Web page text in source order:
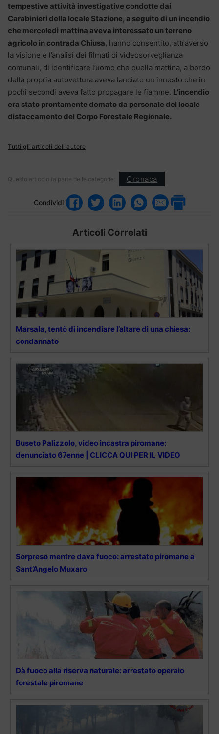
tempestive attività investigative condotte dai
Carabinieri della locale Stazione, a seguito di un incendio
che mercoledì mattina aveva interessato un terreno
agricolo in contrada Chiusa, hanno consentito, attraverso
la visione e l’analisi dei filmati di videosorveglianza
comunali, di identificare l’uomo che quella mattina, a bordo
della propria autovettura aveva lanciato un innesto che in
pochi secondi aveva fatto propagare le fiamme. L’incendio
era stato prontamente domato da personale del locale
distaccamento del Corpo Forestale Regionale.
Tutti gli articoli dell'autore
Questo articolo fa parte delle categorie: Cronaca
Condividi
Articoli Correlati
Marsala, tentò di incendiare l’altare di una chiesa:
condannato
Buseto Palizzolo, video incastra piromane:
denunciato 67enne | CLICCA QUI PER IL VIDEO
Sorpreso mentre dava fuoco: arrestato piromane a
Sant’Angelo Muxaro
Dà fuoco alla riserva naturale: arrestato operaio
forestale piromane